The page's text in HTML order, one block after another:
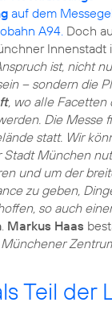
auf dem
A94. Doch
Innenstadt
ist, nicht
– sondern die
, wo alle Facetten
Die Messe
statt. Wir
München
und um der
zu geben,
so auch
. Markus Haas
Münchener
Teil der